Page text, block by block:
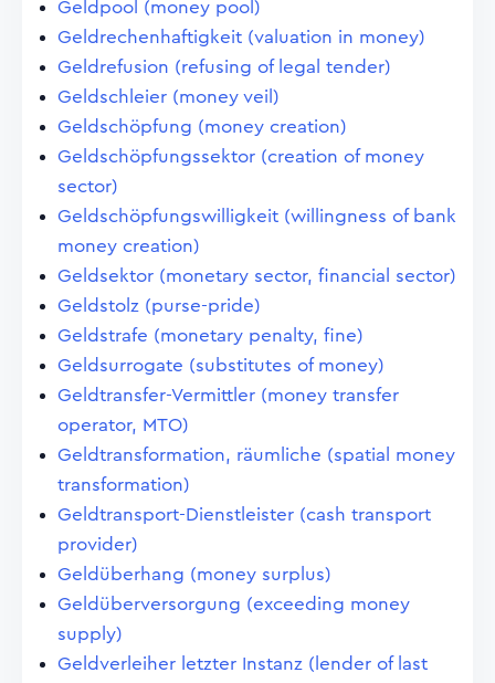
Geldpool (money pool)
Geldrechenhaftigkeit (valuation in money)
Geldrefusion (refusing of legal tender)
Geldschleier (money veil)
Geldschöpfung (money creation)
Geldschöpfungssektor (creation of money
sector)
Geldschöpfungswilligkeit (willingness of bank
money creation)
Geldsektor (monetary sector, financial sector)
Geldstolz (purse-pride)
Geldstrafe (monetary penalty, fine)
Geldsurrogate (substitutes of money)
Geldtransfer-Vermittler (money transfer
operator, MTO)
Geldtransformation, räumliche (spatial money
transformation)
Geldtransport-Dienstleister (cash transport
provider)
Geldüberhang (money surplus)
Geldüberversorgung (exceeding money
supply)
Geldverleiher letzter Instanz (lender of last